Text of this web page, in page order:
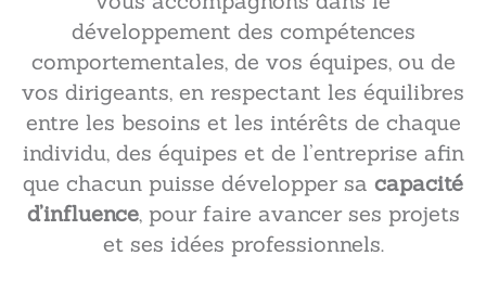
développement des compétences
comportementales, de vos équipes, ou de
vos dirigeants, en respectant les équilibres
entre les besoins et les intérêts de chaque
individu, des équipes et de l’entreprise afin
que chacun puisse développer sa capacité
d’influence, pour faire avancer ses projets
et ses idées professionnels.